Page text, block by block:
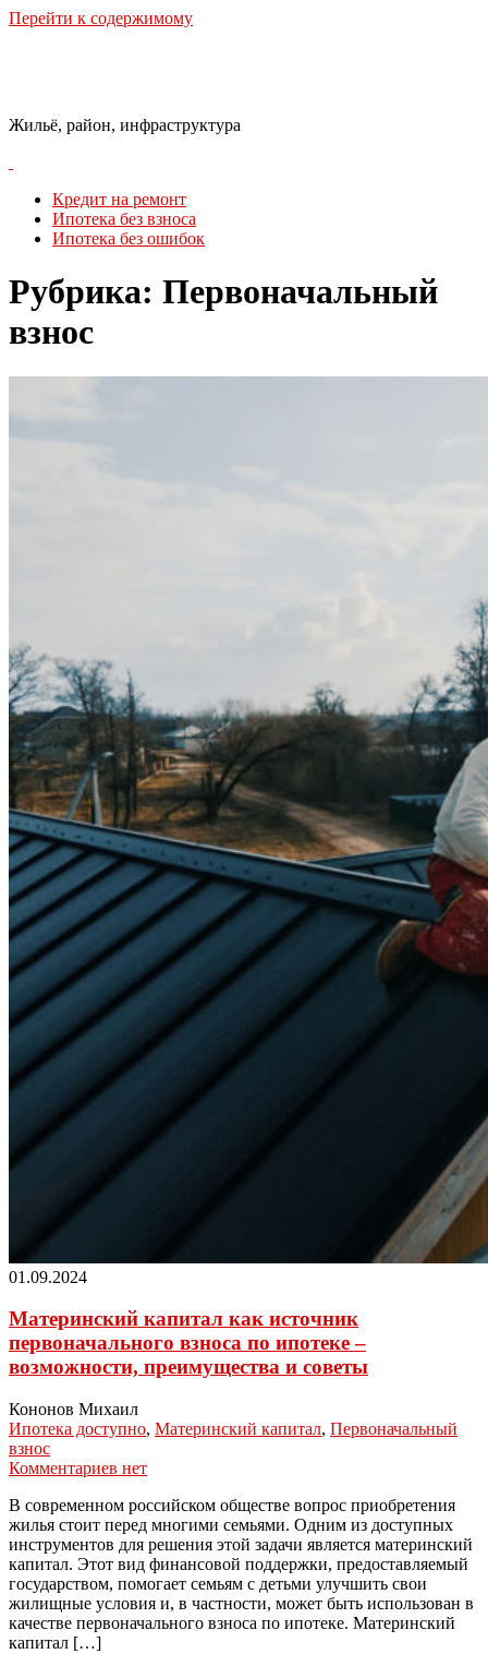
Перейти к содержимому
Жильё, район, инфраструктура
Кредит на ремонт
Ипотека без взноса
Ипотека без ошибок
Рубрика: Первоначальный
взнос
01.09.2024
Материнский капитал как источник
первоначального взноса по ипотеке –
возможности, преимущества и советы
Кононов Михаил
Ипотека доступно, Материнский капитал, Первоначальный
взнос
Комментариев нет
В современном российском обществе вопрос приобретения
жилья стоит перед многими семьями. Одним из доступных
инструментов для решения этой задачи является материнский
капитал. Этот вид финансовой поддержки, предоставляемый
государством, помогает семьям с детьми улучшить свои
жилищные условия и, в частности, может быть использован в
качестве первоначального взноса по ипотеке. Материнский
капитал […]